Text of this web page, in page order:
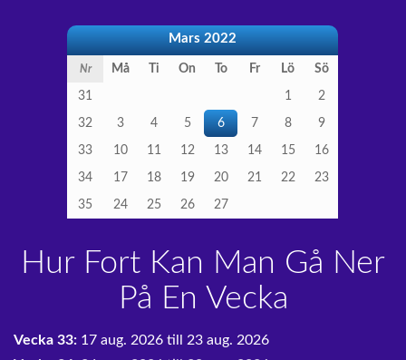
Mars 2022
Nr Må Ti On To Fr Lö Sö
31 1 2
32 3 4 5 6 7 8 9
33 10 11 12 13 14 15 16
34 17 18 19 20 21 22 23
35 24 25 26 27
Hur Fort Kan Man Gå Ner
På En Vecka
Vecka 33: 17 aug. 2026 till 23 aug. 2026